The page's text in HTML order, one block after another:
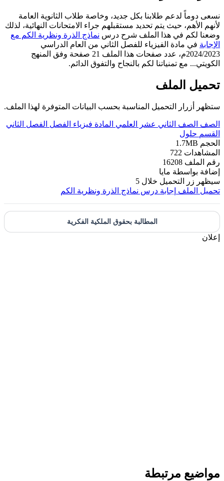
نسعى دوماً لدعم طلابنا بكل جديد، وخاصة طلاب الثانوية العامة
لأنهم الأهم، حيث يتم تحديد مستقبلهم جراء الامتحانات النهائية، لذلك
وضعنا لكم في هذا الملف شرح درس نماذج الذرة ونظرية الكم مع
الإجابةفي مادة الفيزياء للفصل الثاني من العام الدراسي
2024/2023م، عدد صفحات هذا الملف 21 صفحة وفق المنهج
الكويتي... مع تمنياتنا لكم بالنجاح والتفوق الدائم.
تحميل الملف
ستظهر أزرار التحميل المناسبة بحسب البيانات المتوفرة لهذا الملف.
الصف الصف الثاني عشر العلمي المادة فيزياء الفصل
الفصل الثاني
القسم حلول
الحجم 1.7MB
المشاهدات 722
رقم الملف 16208
إضافة بواسطة مايا
سيظهر زر التحميل خلال 5
تحميل الملف
إجابة درس نماذج الذرة ونظرية الكم
المطالبة بحقوق الملكية الفكرية
إعلان
مواضيع مرتبطة